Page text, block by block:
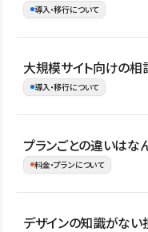
ォリオなど幅広く制作でき
導入・移行について
はい。既存サイトの構成
Studio上に再構築する形
イト全体のデザインや設
め、移行後にページ構成
大規模サイト向けの相
導入・移行について
はい。アクセス規模が大
理、セキュリティ確認、
ない段階でも、お問い合
プランごとの違いはな
料金・プランについて
公開ページ数、バージョ
デザインの知識がない